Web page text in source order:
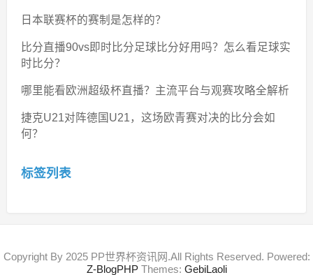
日本联赛杯的赛制是怎样的？
比分直播90vs即时比分足球比分好用吗？怎么看足球实
时比分？
哪里能看欧洲超级杯直播？主流平台与观赛攻略全解析
捷克U21对阵德国U21，这场欧青赛对决的比分会如
何？
标签列表
Copyright By 2025 PP世界杯资讯网.All Rights Reserved. Powered:
Z-BlogPHPThemes: GebiLaoli